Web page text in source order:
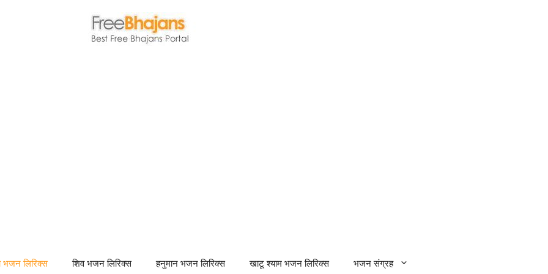
भजन लिरिक्स शिव भजन लिरिक्स हनुमान भजन लिरिक्स खाटू श्याम भजन लिरिक्स भजन संग्रह